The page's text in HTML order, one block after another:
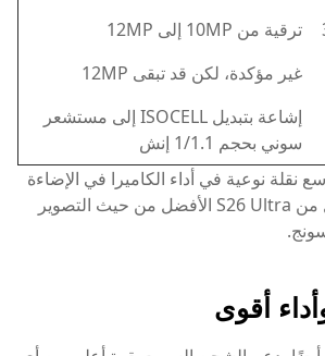
ترقية من 10MP إلى 12MP
غير مؤكدة، لكن قد تبقى 12MP
إشاعة بتبديل ISOCELL إلى مستشعر
سوني بحجم 1/1.1 إنش
نقلة نوعية في أداء الكاميرا في الإضاءة
المنخفضة، وقد تجعل من S26 Ultra الأفضل من حيث التصوير
أقوى